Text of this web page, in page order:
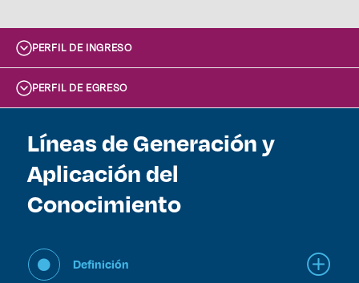
PERFIL DE INGRESO
PERFIL DE EGRESO
Líneas de Generación y
Aplicación del
Conocimiento
Definición